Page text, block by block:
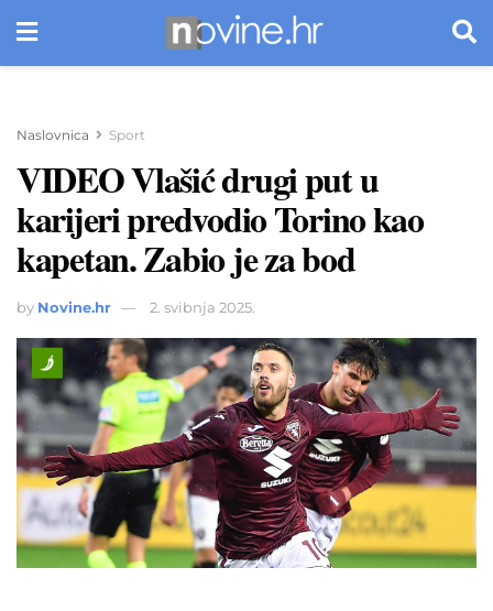
Naslovnica Sport
VIDEO Vlašić drugi put u
karijeri predvodio Torino kao
kapetan. Zabio je za bod
by Novine.hr 2. svibnja 2025.